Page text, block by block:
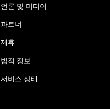
언론 및 미디어
파트너
제휴
법적 정보
서비스 상태